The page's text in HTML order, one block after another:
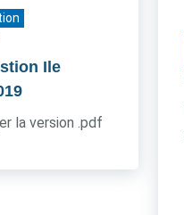
Ile
la version .pdf